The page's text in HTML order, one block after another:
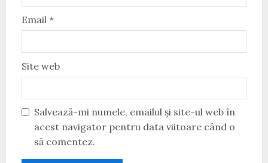
Email *
Site web
Salvează-mi numele, emailul și site-ul web în
acest navigator pentru data viitoare când o
să comentez.